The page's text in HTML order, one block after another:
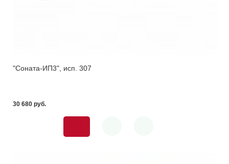
"Соната-ИП3", исп. 307
30 680 pуб.